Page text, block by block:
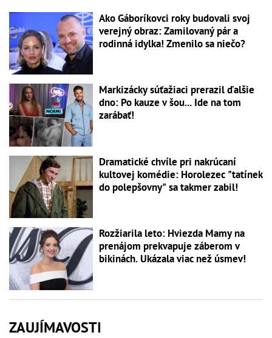
Ako Gáboríkovci roky budovali svoj
verejný obraz: Zamilovaný pár a
rodinná idylka! Zmenilo sa niečo?
Markizácky súťažiaci prerazil ďalšie
dno: Po kauze v šou... Ide na tom
zarábať!
Dramatické chvíle pri nakrúcaní
kultovej komédie: Horolezec "tatínek
do polepšovny" sa takmer zabil!
Rozžiarila leto: Hviezda Mamy na
prenájom prekvapuje záberom v
bikinách. Ukázala viac než úsmev!
ZAUJÍMAVOSTI